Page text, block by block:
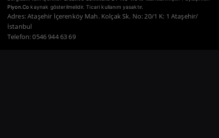
Piyon.Co kaynak gösterilmelidir. Ticari kullanım yasaktır.
Adres: Ataşehir İçerenköy Mah. Kolçak Sk. No: 20/1 K: 1 Ataşehir/
İstanbul
Telefon: 0546 944 63 69